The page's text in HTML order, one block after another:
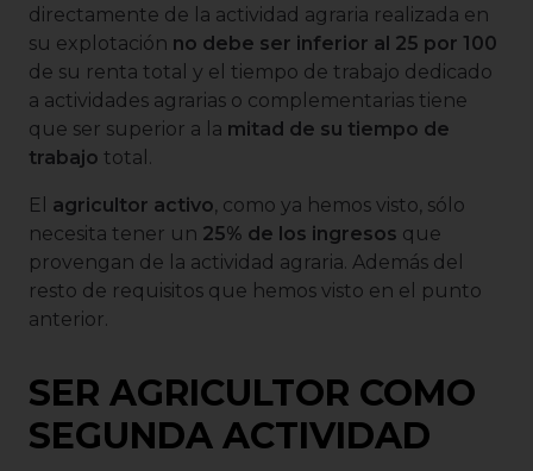
directamente de la actividad agraria realizada en
su explotación no debe ser inferior al 25 por 100
de su renta total y el tiempo de trabajo dedicado
a actividades agrarias o complementarias tiene
que ser superior a la mitad de su tiempo de
trabajo total.
El agricultor activo, como ya hemos visto, sólo
necesita tener un 25% de los ingresos que
provengan de la actividad agraria. Además del
resto de requisitos que hemos visto en el punto
anterior.
SER AGRICULTOR COMO
SEGUNDA ACTIVIDAD